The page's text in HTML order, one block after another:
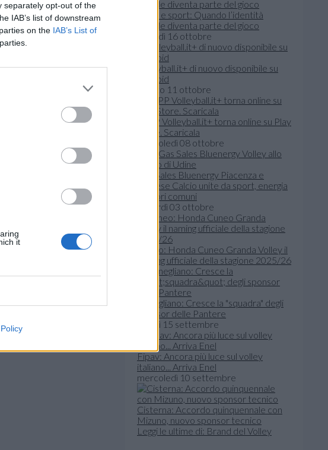
separately opt-out of the
IAB’s list of downstream
on the IAB’s List of
it
SPID e sport: Quando l’identità
digitale diventa parte del gioco
giovedì 16 ottobre
Volleyball.it+ di nuovo disponibile su
Android
sabato 11 ottobre
L'APP Volleyball.it+ torna online su Play
Store. Scaricala
mercoledì 08 ottobre
Gas Sales Bluenergy Piacenza e
Udinese Calcio unite da sport, energia
e valori comuni
venerdì 03 ottobre
Cuneo: Honda Cuneo Granda Volley il
naming ufficiale della stagione 2025/26
Conegliano: Cresce la "squadra" degli
sponsor delle Pantere
lunedì 15 settembre
Fipav: Ancora più luce sul volley
italiano... Arriva Enel
mercoledì 10 settembre
Cisterna: Accordo quinquennale con
Mizuno, nuovo sponsor tecnico
Leggi le ultime di: Brand del Volley